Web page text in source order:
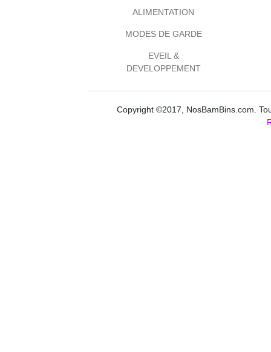
ALIMENTATION
MODES DE GARDE
EVEIL &
DEVELOPPEMENT
Copyright ©2017, NosBamBins.com.